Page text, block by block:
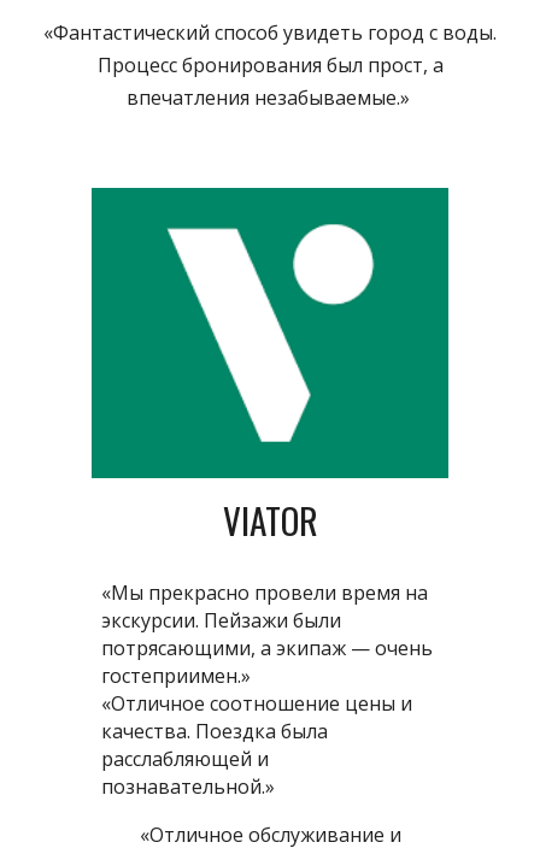
«Фантастический способ увидеть город с воды.
Процесс бронирования был прост, а
впечатления незабываемые.»
VIATOR
«Мы прекрасно провели время на
экскурсии. Пейзажи были
потрясающими, а экипаж — очень
гостеприимен.»
«Отличное соотношение цены и
качества. Поездка была
расслабляющей и
познавательной.»
«Отличное обслуживание и